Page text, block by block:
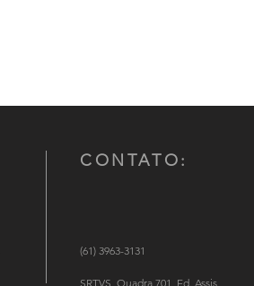
CONTATO:
(61) 3963-3131
SRTVS, Quadra 701, Ed. Assis